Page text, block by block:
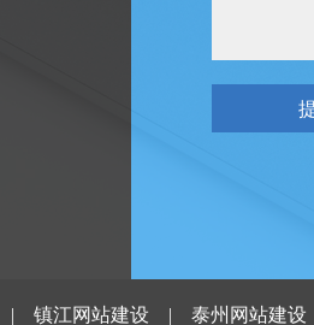
|镇江网站建设 |泰州网站建设